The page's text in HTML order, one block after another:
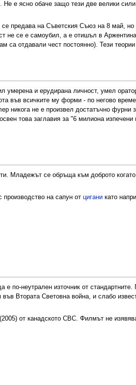
е ясно обаче защо тези две велики
предава на Съветския Съюз на 8 май,
не се е самоубил, а е отишъл в
са отдавали чест постоянно). Тези
умерена и ерудирана личност, умел
всичките му форми - по негово време
не е произвел достатъчно фурни
това заглавия за "6 милиона изпечени
Младежът се обръща към доброто
на сапун от циганикато
е по-неутрален източник от стандартните.
Втората Световна война, и слабо
от канадското CBC. Филмът не